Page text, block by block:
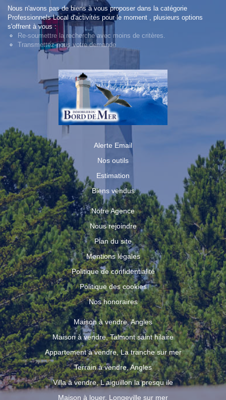
Nous n'avons pas de biens à vous proposer dans la catégorie
Professionnels Local d'activités pour le moment , plusieurs options
s'offrent à vous :
Re-soumettre la recherche avec moins de critères.
Transmettez-nous votre demande
Alerte Email
Nos outils
Estimation
Biens vendus
Notre Agence
Nous rejoindre
Plan du site
Mentions légales
Politique de confidentialité
Politique des cookies
Nos honoraires
Maison à vendre, Angles
Maison à vendre, Talmont saint hilaire
Appartement à vendre, La tranche sur mer
Terrain à vendre, Angles
Villa à vendre, L aiguillon la presqu ile
Maison à louer, Longeville sur mer